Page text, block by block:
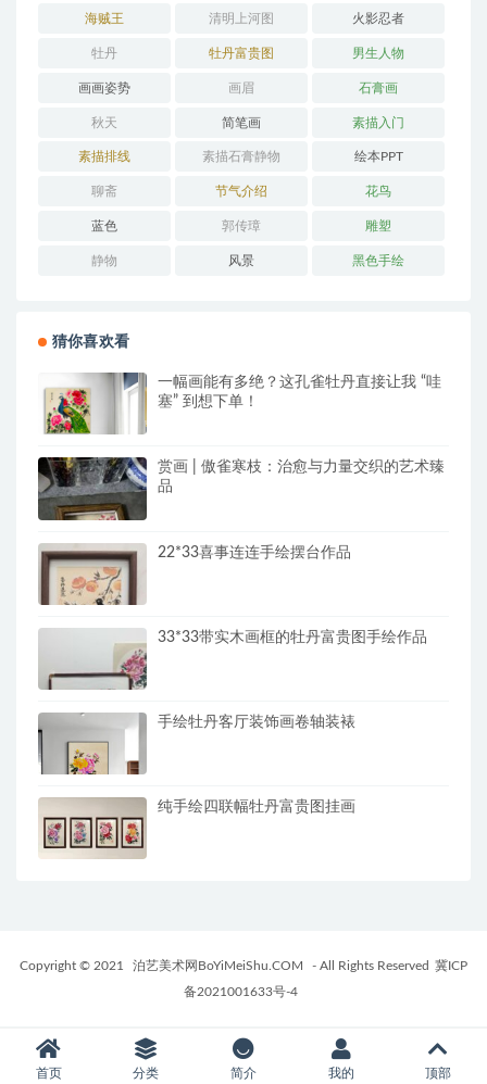
海贼王 清明上河图 火影忍者
牡丹 牡丹富贵图 男生人物
画画姿势 画眉 石膏画
秋天 简笔画 素描入门
素描排线 素描石膏静物 绘本PPT
聊斋 节气介绍 花鸟
蓝色 郭传璋 雕塑
静物 风景 黑色手绘
猜你喜欢看
一幅画能有多绝？这孔雀牡丹直接让我 “哇
塞” 到想下单！
赏画 | 傲雀寒枝：治愈与力量交织的艺术臻
品
22*33喜事连连手绘摆台作品
33*33带实木画框的牡丹富贵图手绘作品
手绘牡丹客厅装饰画卷轴装裱
纯手绘四联幅牡丹富贵图挂画
Copyright © 2021 泊艺美术网BoYiMeiShu.COM - All Rights Reserved 冀ICP
备2021001633号-4
首页 分类 简介 我的 顶部